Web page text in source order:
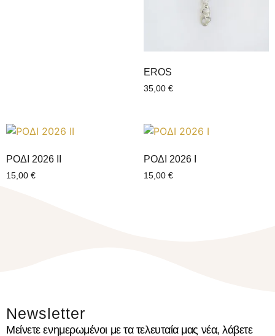
EROS
35,00 €
ΡΟΔΙ 2026 ΙI
15,00 €
ΡΟΔΙ 2026 Ι
15,00 €
Newsletter
Μείνετε ενημερωμένοι με τα τελευταία μας νέα, λάβετε